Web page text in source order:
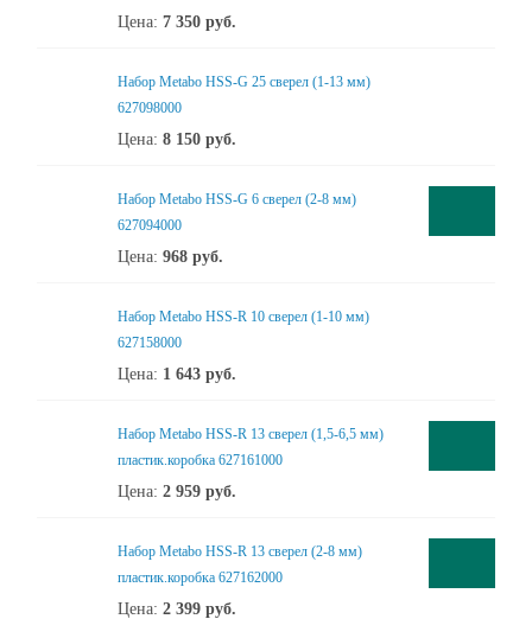
Цена: 7 350 руб.
Набор Metabo HSS-G 25 сверел (1-13 мм)
627098000
Цена: 8 150 руб.
Набор Metabo HSS-G 6 сверел (2-8 мм)
627094000
Цена: 968 руб.
Набор Metabo HSS-R 10 сверел (1-10 мм)
627158000
Цена: 1 643 руб.
Набор Metabo HSS-R 13 сверел (1,5-6,5 мм)
пластик.коробка 627161000
Цена: 2 959 руб.
Набор Metabo HSS-R 13 сверел (2-8 мм)
пластик.коробка 627162000
Цена: 2 399 руб.